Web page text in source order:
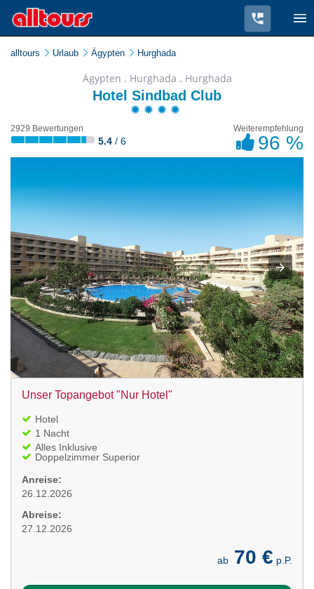
alltours Urlaub Ägypten Hurghada
Ägypten . Hurghada . Hurghada
Hotel Sindbad Club
2929 Bewertungen
5.4 / 6
Weiterempfehlung
96 %
Unser Topangebot "Nur Hotel"
Hotel
1 Nacht
Alles Inklusive
Doppelzimmer Superior
Anreise:
26.12.2026
Abreise:
27.12.2026
ab 70 € p.P.